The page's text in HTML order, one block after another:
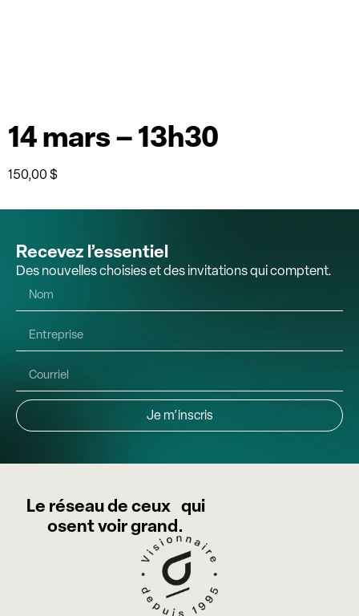
14 mars – 13h30
150,00$
Recevez l’essentiel
Des nouvelles choisies et des invitations qui comptent.
Je m’inscris
Le réseau de ceux qui
osent voir grand.